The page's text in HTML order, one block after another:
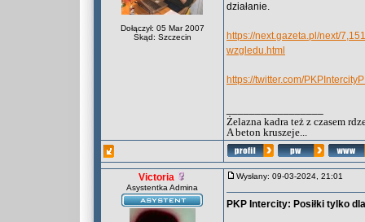
Dołączył: 05 Mar 2007
Skąd: Szczecin
działanie.
https://next.gazeta.pl/next/
wzgledu.html
https://twitter.com/
Żelazna kadra też z czasem
A beton kruszeje...
Victoria
Asystentka Admina
Wysłany: 09-03-2024, 21:01
PKP Intercity: Posiłki tylko